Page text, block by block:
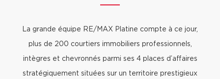
La grande équipe RE/MAX Platine compte à ce jour,
plus de 200 courtiers immobiliers professionnels,
intègres et chevronnés parmi ses 4 places d’affaires
stratégiquement situées sur un territoire prestigieux